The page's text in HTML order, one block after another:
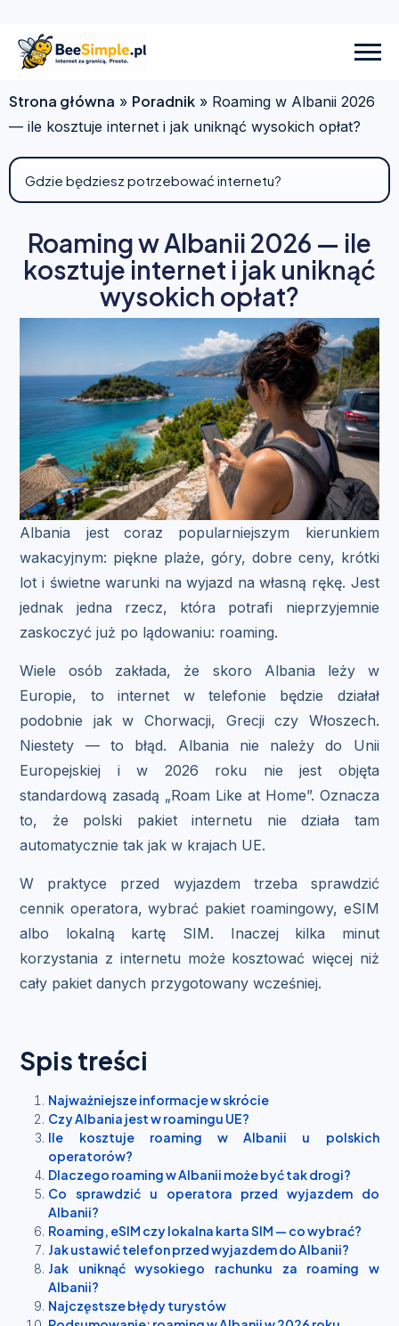
Strona główna » Poradnik » Roaming w Albanii 2026
— ile kosztuje internet i jak uniknąć wysokich opłat?
Roaming w Albanii 2026 — ile
kosztuje internet i jak uniknąć
wysokich opłat?
Albania jest coraz popularniejszym kierunkiem
wakacyjnym: piękne plaże, góry, dobre ceny, krótki
lot i świetne warunki na wyjazd na własną rękę. Jest
jednak jedna rzecz, która potrafi nieprzyjemnie
zaskoczyć już po lądowaniu: roaming.
Wiele osób zakłada, że skoro Albania leży w
Europie, to internet w telefonie będzie działał
podobnie jak w Chorwacji, Grecji czy Włoszech.
Niestety — to błąd. Albania nie należy do Unii
Europejskiej i w 2026 roku nie jest objęta
standardową zasadą „Roam Like at Home”. Oznacza
to, że polski pakiet internetu nie działa tam
automatycznie tak jak w krajach UE.
W praktyce przed wyjazdem trzeba sprawdzić
cennik operatora, wybrać pakiet roamingowy, eSIM
albo lokalną kartę SIM. Inaczej kilka minut
korzystania z internetu może kosztować więcej niż
cały pakiet danych przygotowany wcześniej.
Spis treści
Najważniejsze informacje w skrócie
Czy Albania jest w roamingu UE?
Ile kosztuje roaming w Albanii u polskich
operatorów?
Dlaczego roaming w Albanii może być tak drogi?
Co sprawdzić u operatora przed wyjazdem do
Albanii?
Roaming, eSIM czy lokalna karta SIM — co wybrać?
Jak ustawić telefon przed wyjazdem do Albanii?
Jak uniknąć wysokiego rachunku za roaming w
Albanii?
Najczęstsze błędy turystów